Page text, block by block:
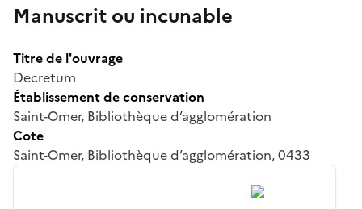
Manuscrit ou incunable
Titre de l'ouvrage
Decretum
Établissement de conservation
Saint-Omer, Bibliothèque d’agglomération
Cote
Saint-Omer, Bibliothèque d’agglomération, 0433